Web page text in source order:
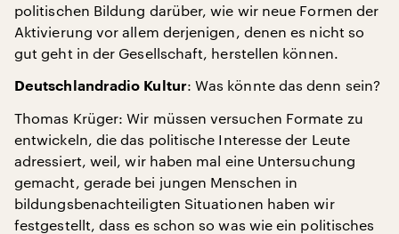
politischen Bildung darüber, wie wir neue Formen der
Aktivierung vor allem derjenigen, denen es nicht so
gut geht in der Gesellschaft, herstellen können.
Deutschlandradio Kultur: Was könnte das denn sein?
Thomas Krüger: Wir müssen versuchen Formate zu
entwickeln, die das politische Interesse der Leute
adressiert, weil, wir haben mal eine Untersuchung
gemacht, gerade bei jungen Menschen in
bildungsbenachteiligten Situationen haben wir
festgestellt, dass es schon so was wie ein politisches